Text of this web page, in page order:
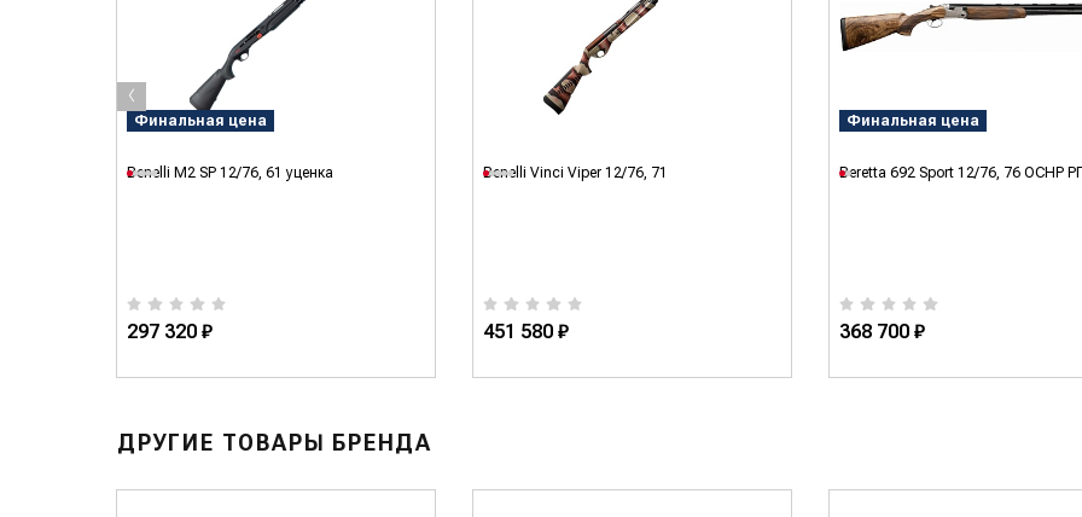
Финальная цена
Benelli M2 SP 12/76, 61 уценка
297 320 ₽
Benelli Vinci Viper 12/76, 71
451 580 ₽
Финальная цена
Beretta 692 Sport 12/76, 76 OCHP
368 700 ₽
‹
ДРУГИЕ ТОВАРЫ БРЕНДА